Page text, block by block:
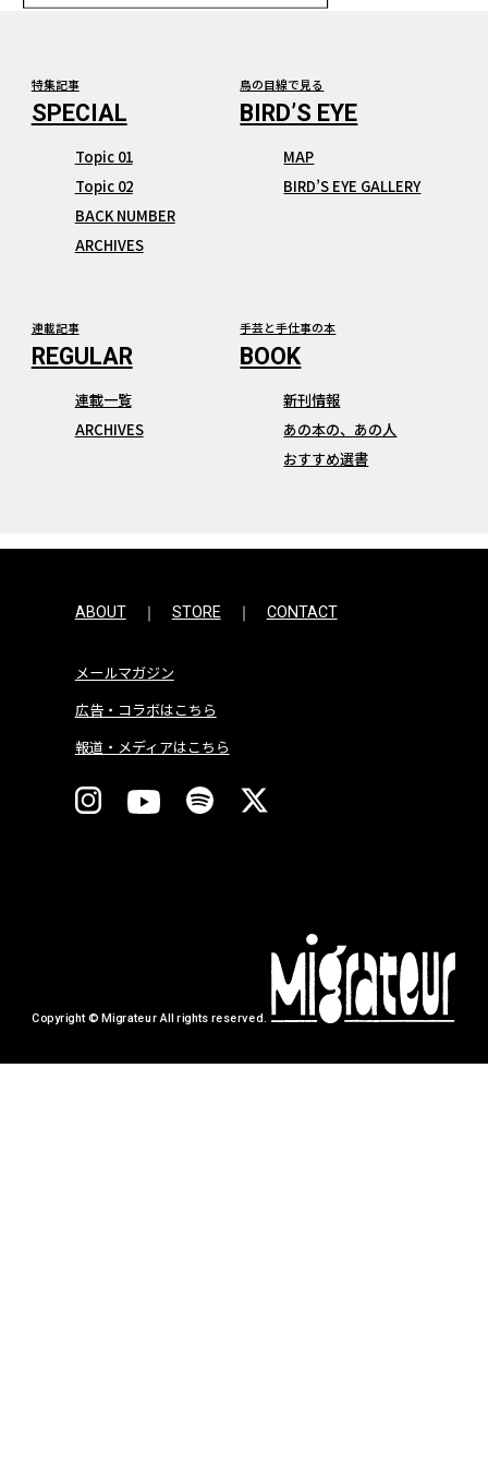
特集記事
Topic 01
Topic 02
BACK NUMBER
ARCHIVES
鳥の目線で見る
MAP
BIRD’S EYE GALLERY
連載記事
連載一覧
ARCHIVES
手芸と手仕事の本
新刊情報
あの本の、あの人
おすすめ選書
ABOUT STORE CONTACT
メールマガジン
広告・コラボはこちら
報道・メディアはこちら
Copyright © Migrateur All rights reserved.